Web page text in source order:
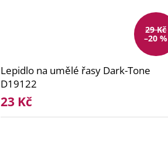
29 Kč
–20 %
Lepidlo na umělé řasy Dark-Tone
D19122
23 Kč